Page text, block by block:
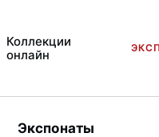
Коллекции
онлайн
Экспонаты